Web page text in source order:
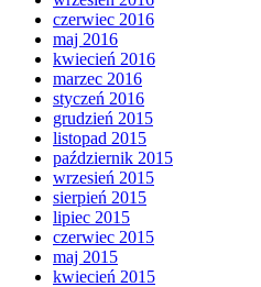
czerwiec 2016
maj 2016
kwiecień 2016
marzec 2016
styczeń 2016
grudzień 2015
listopad 2015
październik 2015
wrzesień 2015
sierpień 2015
lipiec 2015
czerwiec 2015
maj 2015
kwiecień 2015